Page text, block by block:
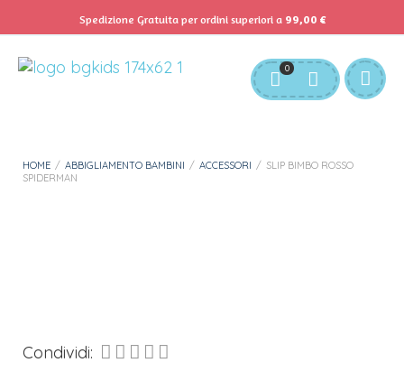
Servizio Clienti: info@bgkids.it +39 345 627 9165
Download APP B&G Kids
0
HOME / ABBIGLIAMENTO BAMBINI / ACCESSORI / SLIP BIMBO ROSSO
SPIDERMAN
Condividi:
Spedizione Gratuita per ordini superiori a 99,00 €